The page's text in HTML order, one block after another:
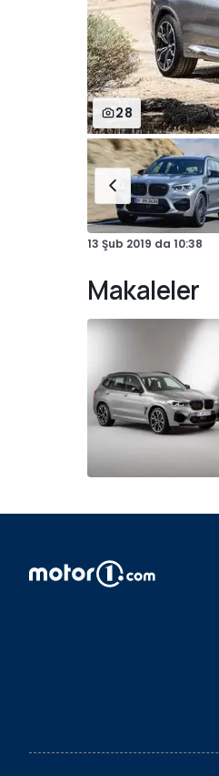
28
13 Şub 2019 da 10:38
Makaleler